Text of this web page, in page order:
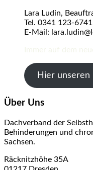
Lara Ludin,
Tel. 0341 123-
E-Mail:
Hier
Über Uns
Dachverband der
Behinderungen und
Sachsen.
Räcknitzhöhe 35A